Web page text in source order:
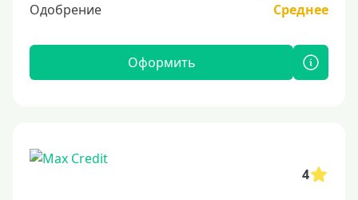
Одобрение
Среднее
Оформить
4